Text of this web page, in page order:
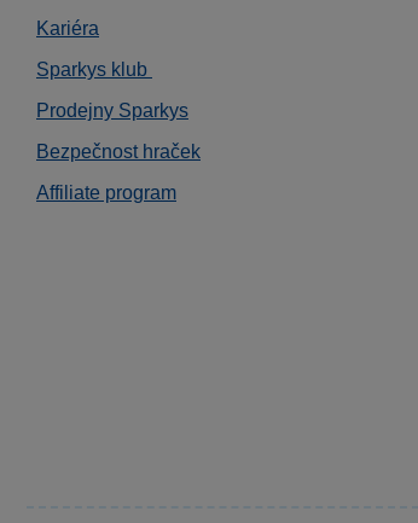
Kariéra
Sparkys klub
Prodejny Sparkys
Bezpečnost hraček
Affiliate program